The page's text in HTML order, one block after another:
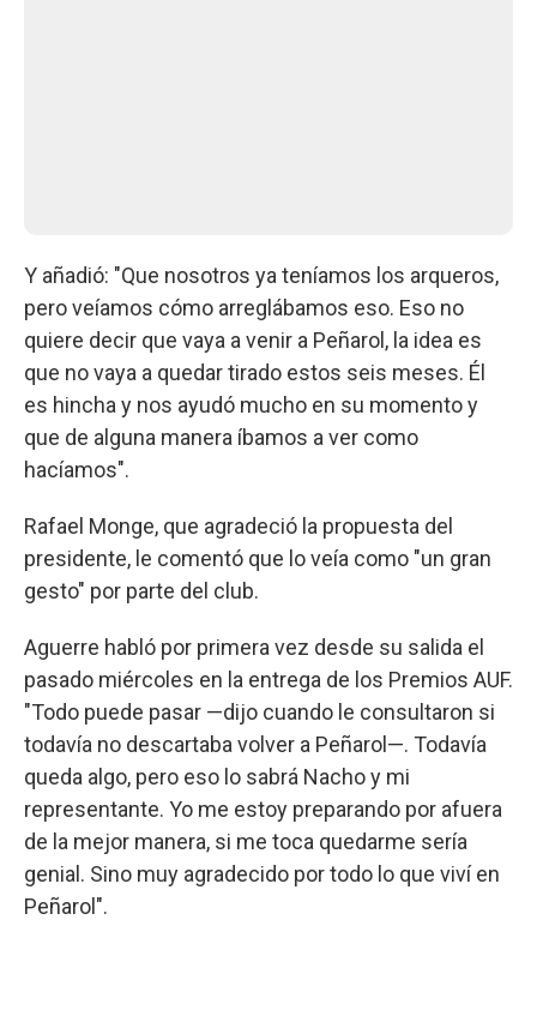
Y añadió: "Que nosotros ya teníamos los arqueros,
pero veíamos cómo arreglábamos eso. Eso no
quiere decir que vaya a venir a Peñarol, la idea es
que no vaya a quedar tirado estos seis meses. Él
es hincha y nos ayudó mucho en su momento y
que de alguna manera íbamos a ver como
hacíamos".
Rafael Monge, que agradeció la propuesta del
presidente, le comentó que lo veía como "un gran
gesto" por parte del club.
Aguerre habló por primera vez desde su salida el
pasado miércoles en la entrega de los Premios AUF.
"Todo puede pasar —dijo cuando le consultaron si
todavía no descartaba volver a Peñarol—. Todavía
queda algo, pero eso lo sabrá Nacho y mi
representante. Yo me estoy preparando por afuera
de la mejor manera, si me toca quedarme sería
genial. Sino muy agradecido por todo lo que viví en
Peñarol".